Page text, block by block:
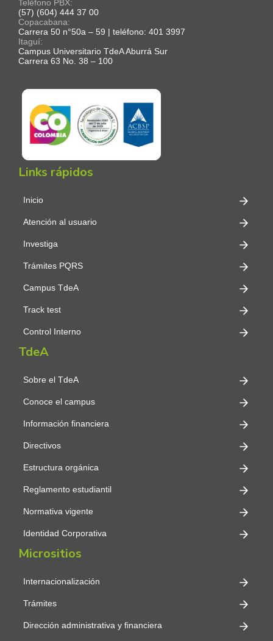
Teléfono PBX:
(57) (604) 444 37 00
Copacabana:
Carrera 50 n°50a – 59 | teléfono: 401 3997
Itaguí:
Campus Universitario TdeA Aburrá Sur
Carrera 63 No. 38 – 100
Links rápidos
Inicio
Atención al usuario
Investiga
Trámites PQRS
Campus TdeA
Track test
Control Interno
TdeA
Sobre el TdeA
Conoce el campus
Información financiera
Directivos
Estructura orgánica
Reglamento estudiantil
Normativa vigente
Identidad Corporativa
Micrositios
Internacionalización
Trámites
Dirección administrativa y financiera